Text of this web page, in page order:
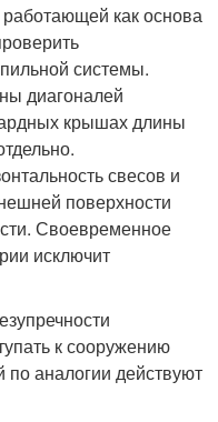
как основа
системы.
диагоналей
крышах длины
свесов и
поверхности
Своевременное
исключит
к сооружению
по аналогии действуют